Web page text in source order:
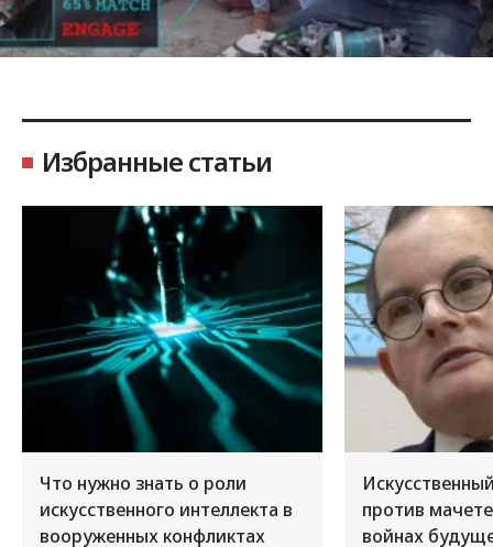
Избранные статьи
Что нужно знать о роли
искусственного интеллекта в
вооруженных конфликтах
против
войнах